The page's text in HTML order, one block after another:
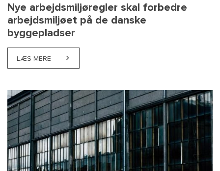
Nye arbejdsmiljøregler skal forbedre
arbejdsmiljøet på de danske
byggepladser
LÆS MERE ABOUT NYE ARBEJDSMILJØREGLER SKAL